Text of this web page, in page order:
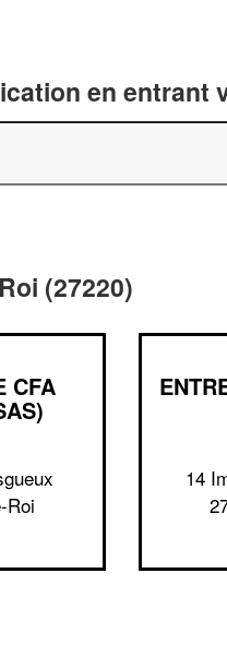
en
(27220)
CFA
Roi
14